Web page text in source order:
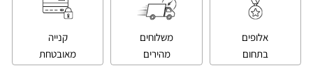
אלופים
בתחום
משלוחים
מהירים
קנייה
מאובטחת